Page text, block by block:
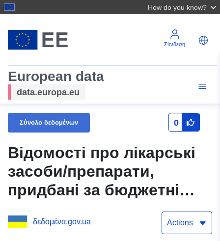
How do you know?
Σύνδεση
European data
data.europa.eu
Σύνολο δεδομένων 0
Відомості про лікарські
засоби/препарати,
придбані за бюджетні
кошти, відомості про
розподілення таких ліків
δεδομένα.gov.ua Actions